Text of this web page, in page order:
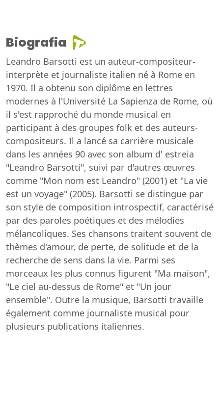
Biografia
Leandro Barsotti est un auteur-compositeur-
interprète et journaliste italien né à Rome en
1970. Il a obtenu son diplôme en lettres
modernes à l'Université La Sapienza de Rome, où
il s'est rapproché du monde musical en
participant à des groupes folk et des auteurs-
compositeurs. Il a lancé sa carrière musicale
dans les années 90 avec son album d' estreia
"Leandro Barsotti", suivi par d'autres œuvres
comme "Mon nom est Leandro" (2001) et "La vie
est un voyage" (2005). Barsotti se distingue par
son style de composition introspectif, caractérisé
par des paroles poétiques et des mélodies
mélancoliques. Ses chansons traitent souvent de
thèmes d'amour, de perte, de solitude et de la
recherche de sens dans la vie. Parmi ses
morceaux les plus connus figurent "Ma maison",
"Le ciel au-dessus de Rome" et "Un jour
ensemble". Outre la musique, Barsotti travaille
également comme journaliste musical pour
plusieurs publications italiennes.